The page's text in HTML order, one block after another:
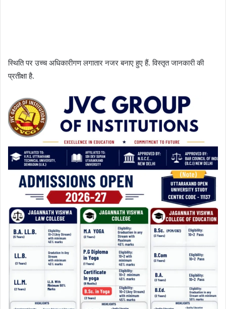
स्थिति पर उच्च अधिकारीगण लगातार नजर बनाए हुए हैं. विस्तृत जानकारी की
प्रतीक्षा है.